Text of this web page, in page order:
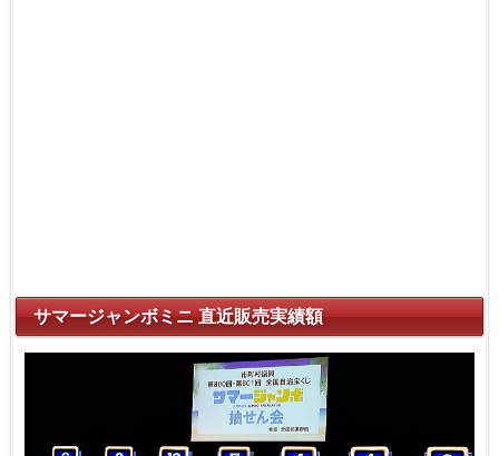
サマージャンボミニ 直近販売実績額